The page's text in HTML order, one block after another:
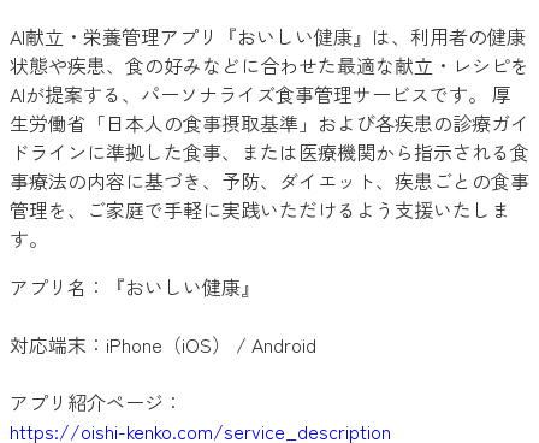
AI献立・栄養管理アプリ『おいしい健康』は、利用者の健康
状態や疾患、食の好みなどに合わせた最適な献立・レシピを
AIが提案する、パーソナライズ食事管理サービスです。 厚
生労働省「日本人の食事摂取基準」および各疾患の診療ガイ
ドラインに準拠した食事、または医療機関から指示される食
事療法の内容に基づき、予防、ダイエット、疾患ごとの食事
管理を、ご家庭で手軽に実践いただけるよう支援いたしま
す。
アプリ名：『おいしい健康』
対応端末：iPhone（iOS） / Android
アプリ紹介ページ：
https://oishi-kenko.com/service_description